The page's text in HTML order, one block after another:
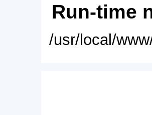
Run-time
/usr/local/